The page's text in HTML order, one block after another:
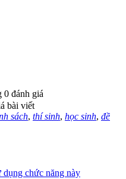
0 đánh giá
bài viết
sách, thí sinh, học sinh, đề
dụng chức năng này